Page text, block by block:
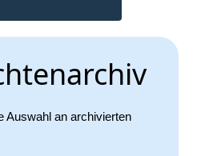
Auswahl an archivierten